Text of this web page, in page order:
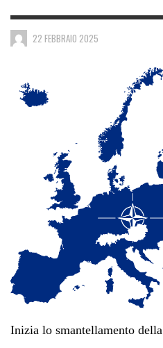
22 FEBBRAIO 2025
Inizia lo smantellamento della